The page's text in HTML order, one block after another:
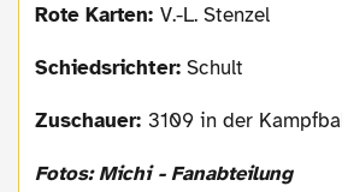
Rote Karten: V.-L. Stenzel
Schiedsrichter:Schult
Zuschauer: 3109 in der
Fotos: Michi - Fanabteilung